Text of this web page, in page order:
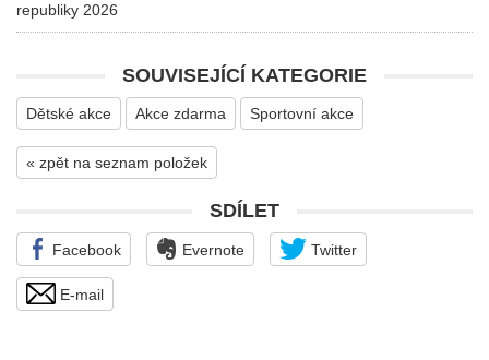
republiky 2026
SOUVISEJÍCÍ KATEGORIE
Dětské akce Akce zdarma Sportovní akce
« zpět na seznam položek
SDÍLET
Facebook Evernote Twitter
E-mail